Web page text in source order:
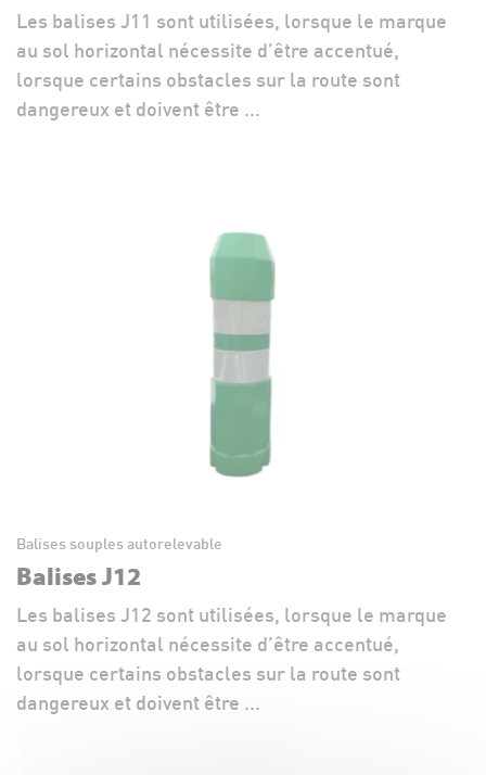
Les balises J11 sont utilisées, lorsque le marque
au sol horizontal nécessite d’être accentué,
lorsque certains obstacles sur la route sont
dangereux et doivent être ...
Balises souples autorelevable
Balises J12
Les balises J12 sont utilisées, lorsque le marque
au sol horizontal nécessite d’être accentué,
lorsque certains obstacles sur la route sont
dangereux et doivent être ...